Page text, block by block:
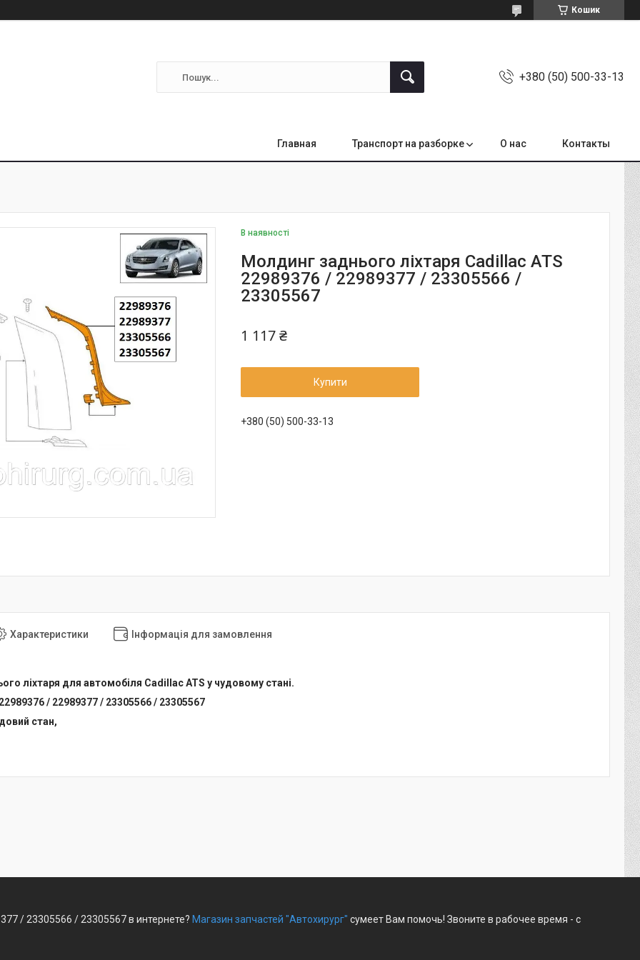
Кошик
+380 (50) 500-33-13
Главная Транспорт на разборке О нас Контакты
В наявності
Молдинг заднього ліхтаря Cadillac ATS
22989376 / 22989377 / 23305566 /
23305567
1 117 ₴
Купити
+380 (50) 500-33-13
Характеристики Інформація для замовлення
ліхтаря для автомобіля Cadillac ATS у чудовому стані.
/ 22989377 / 23305566 / 23305567
стан,
/ 23305566 / 23305567 в интернете? Магазин запчастей "Автохирург" сумеет Вам помочь! Звоните в рабочее время - с